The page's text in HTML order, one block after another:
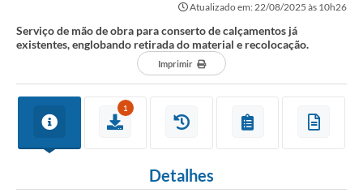
Atualizado em: 22/08/2025 às 10h26
Serviço de mão de obra para conserto de calçamentos já
existentes, englobando retirada do material e recolocação.
Imprimir
1
Detalhes